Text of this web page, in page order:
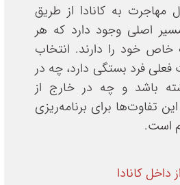
مهاجرت به کانادا از طریق
اصلی وجود دارد که هر
خاص خود را دارند. انتخاب
فرد بستگی دارد، چه در
باشد و چه در خارج از
تفاوت‌ها برای برنامه‌ریزی
است.
کانادا